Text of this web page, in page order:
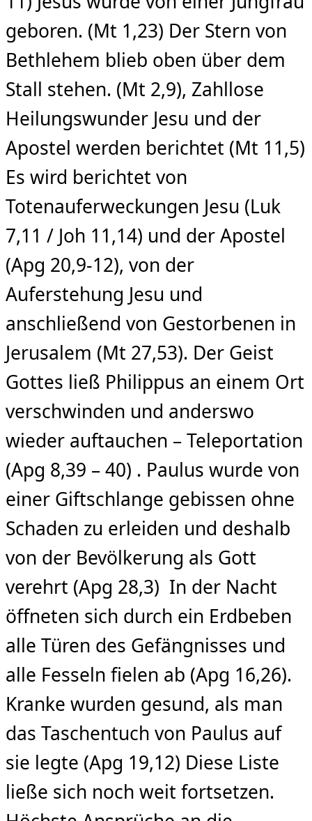
geboren. (Mt 1,23) Der Stern von
Bethlehem blieb oben über dem
Stall stehen. (Mt 2,9), Zahllose
Heilungswunder Jesu und der
Apostel werden berichtet (Mt 11,5)
Es wird berichtet von
Totenauferweckungen Jesu (Luk
7,11 / Joh 11,14) und der Apostel
(Apg 20,9-12), von der
Auferstehung Jesu und
anschließend von Gestorbenen in
Jerusalem (Mt 27,53). Der Geist
Gottes ließ Philippus an einem Ort
verschwinden und anderswo
wieder auftauchen – Teleportation
(Apg 8,39 – 40) . Paulus wurde von
einer Giftschlange gebissen ohne
Schaden zu erleiden und deshalb
von der Bevölkerung als Gott
verehrt (Apg 28,3) In der Nacht
öffneten sich durch ein Erdbeben
alle Türen des Gefängnisses und
alle Fesseln fielen ab (Apg 16,26).
Kranke wurden gesund, als man
das Taschentuch von Paulus auf
sie legte (Apg 19,12) Diese Liste
ließe sich noch weit fortsetzen.